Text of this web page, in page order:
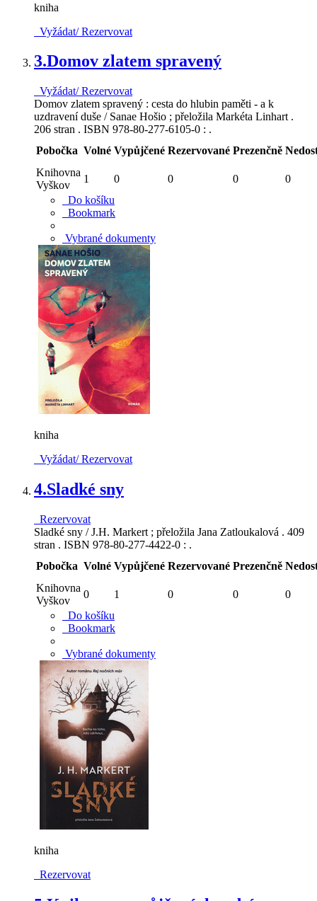
kniha
Vyžádat/ Rezervovat
3.Domov zlatem spravený
Vyžádat/ Rezervovat
Domov zlatem spravený : cesta do hlubin paměti - a k
uzdravení duše / Sanae Hošio ; přeložila Markéta Linhart .
206 stran . ISBN 978-80-277-6105-0 : .
Pobočka Volné Vypůjčené Rezervované Prezenčně
Knihovna
Vyškov
1 0 0 0
0
Do košíku
Bookmark
Vybrané dokumenty
kniha
Vyžádat/ Rezervovat
4.Sladké sny
Rezervovat
Sladké sny / J.H. Markert ; přeložila Jana Zatloukalová . 409
stran . ISBN 978-80-277-4422-0 : .
Pobočka Volné Vypůjčené Rezervované Prezenčně
Knihovna
Vyškov
0 1 0 0
0
Do košíku
Bookmark
Vybrané dokumenty
kniha
Rezervovat